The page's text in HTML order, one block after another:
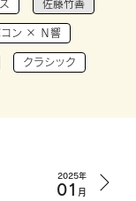
佐藤竹善
コン × Ｎ響
クラシック
2025年
01 月